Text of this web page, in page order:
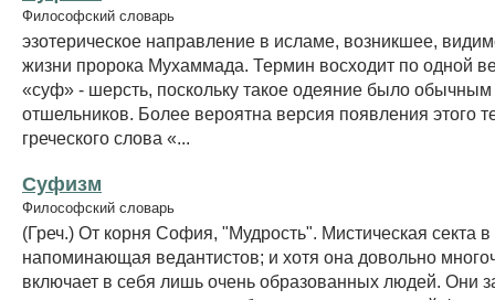
Философский словарь
эзотерическое направление в исламе, возникшее,
жизни пророка Мухаммада. Термин восходит по одной
«суф» - шерсть, поскольку такое одеяние было обычным
отшельников. Более вероятна версия появления этого
греческого слова «...
Суфизм
Философский словарь
(Греч.) От корня София, "Мудрость". Мистическая секта
напоминающая ведантистов; и хотя она довольно
включает в себя лишь очень образованных людей. Они